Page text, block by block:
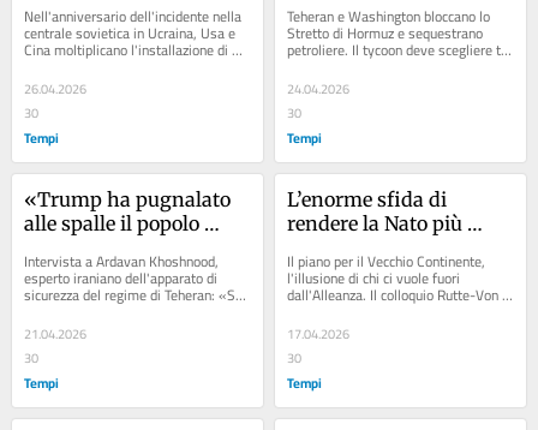
del nucleare
Nell'anniversario dell'incidente nella
centrale sovietica in Ucraina, Usa e
Cina moltiplicano l'installazione di
reattori e l'Europa (in ritardo)...
26.04.2026
30
Tempi
Teheran e Washington bloccano lo
Stretto di Hormuz e sequestrano
petroliere. Il tycoon deve scegliere tra
un compromesso al ribasso sul
nucleare e una...
24.04.2026
30
Tempi
«Trump ha pugnalato
alle spalle il popolo
Intervista a Ardavan Khoshnood,
esperto iraniano dell'apparato di
sicurezza del regime di Teheran: «Se
la guerra si ferma adesso sarà un
disastro....
21.04.2026
30
Tempi
L’enorme sfida di
rendere la Nato più
Il piano per il Vecchio Continente,
l'illusione di chi ci vuole fuori
dall'Alleanza. Il colloquio Rutte-Von
der Leyen. Rassegna ragionata dal
web
17.04.2026
30
Tempi